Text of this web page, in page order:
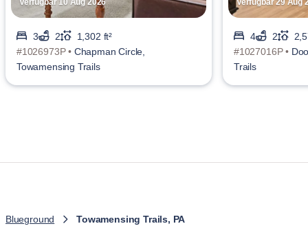
Verfügbar 10 Aug 2026
3 2
1,302 ft²
#1026973P • Chapman Circle,
Towamensing Trails
Verfügbar 29 Aug
4 2
#1027016P •
Trails
Blueground Towamensing Trails, PA